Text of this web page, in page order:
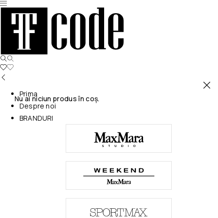
Nu ai niciun produs în coș.
Prima
Despre noi
BRANDURI